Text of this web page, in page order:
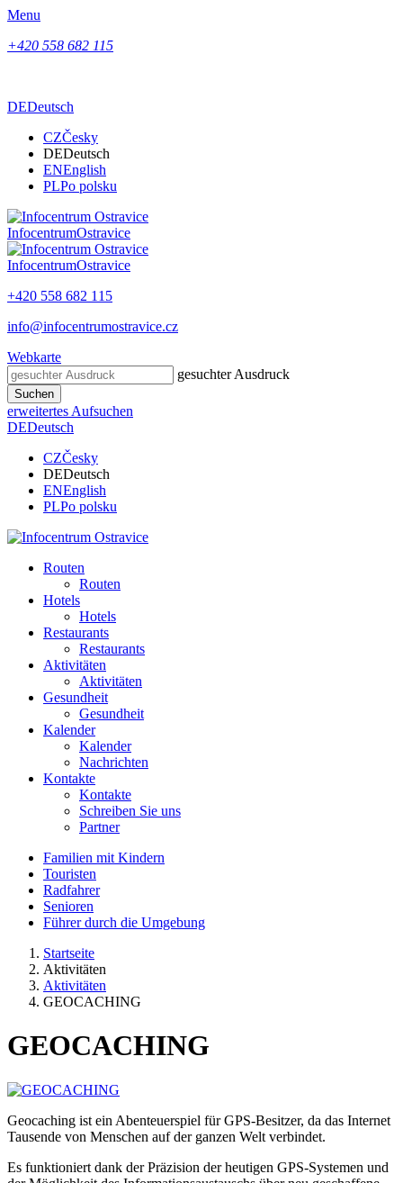
Menu
+420 558 682 115
DEDeutsch
CZČesky
DEDeutsch
ENEnglish
PLPo polsku
InfocentrumOstravice
InfocentrumOstravice
+420 558 682 115
info@infocentrumostravice.cz
Webkarte
gesuchter Ausdruck
Suchen
erweitertes Aufsuchen
DEDeutsch
CZČesky
DEDeutsch
ENEnglish
PLPo polsku
Routen
Routen
Hotels
Hotels
Restaurants
Restaurants
Aktivitäten
Aktivitäten
Gesundheit
Gesundheit
Kalender
Kalender
Nachrichten
Kontakte
Kontakte
Schreiben Sie uns
Partner
Familien mit Kindern
Touristen
Radfahrer
Senioren
Führer durch die Umgebung
Startseite
Aktivitäten
Aktivitäten
GEOCACHING
GEOCACHING
Geocaching ist ein Abenteuerspiel für GPS-Besitzer, da das Internet
Tausende von Menschen auf der ganzen Welt verbindet.
Es funktioniert dank der Präzision der heutigen GPS-Systemen und